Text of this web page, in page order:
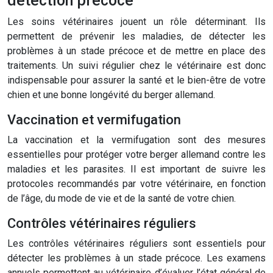
Les soins vétérinaires jouent un rôle déterminant. Ils
permettent de prévenir les maladies, de détecter les
problèmes à un stade précoce et de mettre en place des
traitements. Un suivi régulier chez le vétérinaire est donc
indispensable pour assurer la santé et le bien-être de votre
chien et une bonne longévité du berger allemand.
Vaccination et vermifugation
La vaccination et la vermifugation sont des mesures
essentielles pour protéger votre berger allemand contre les
maladies et les parasites. Il est important de suivre les
protocoles recommandés par votre vétérinaire, en fonction
de l’âge, du mode de vie et de la santé de votre chien.
Contrôles vétérinaires réguliers
Les contrôles vétérinaires réguliers sont essentiels pour
détecter les problèmes à un stade précoce. Les examens